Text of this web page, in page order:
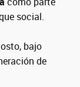
social.
bajo
de